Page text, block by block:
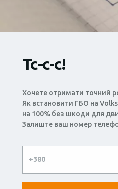
Тс-с-с!
Хочете отримати точний
Як встановити ГБО на
на 100% без шкоди для
Залиште ваш номер